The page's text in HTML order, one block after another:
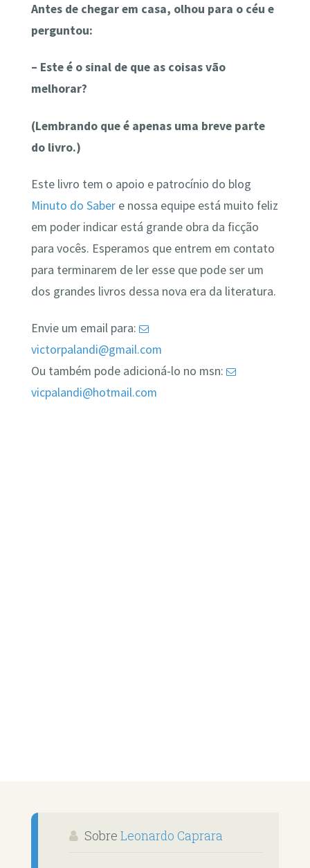
Antes de chegar em casa, olhou para o céu e
perguntou:
– Este é o sinal de que as coisas vão
melhorar?
(Lembrando que é apenas uma breve parte
do livro.)
Este livro tem o apoio e patrocínio do blog
Minuto do Sabere nossa equipe está muito feliz
em poder indicar está grande obra da ficção
para vocês. Esperamos que entrem em contato
para terminarem de ler esse que pode ser um
dos grandes livros dessa nova era da literatura.
Envie um email para:
victorpalandi@gmail.com
Ou também pode adicioná-lo no msn:
vicpalandi@hotmail.com
Sobre Leonardo Caprara